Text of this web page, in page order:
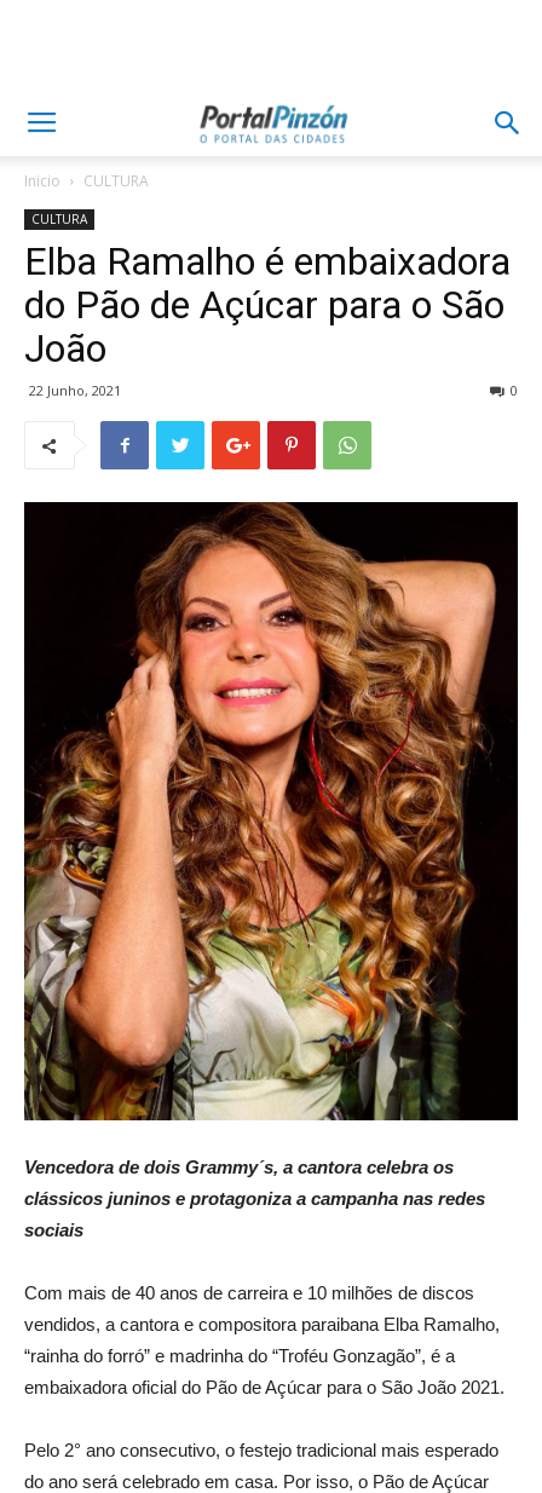
Inicio CULTURA
CULTURA
Elba Ramalho é embaixadora
do Pão de Açúcar para o São
João
22 Junho, 2021 0
Vencedora de dois Grammy´s, a cantora celebra os
clássicos juninos e protagoniza a campanha nas redes
sociais
Com mais de 40 anos de carreira e 10 milhões de discos
vendidos, a cantora e compositora paraibana Elba Ramalho,
“rainha do forró” e madrinha do “Troféu Gonzagão”, é a
embaixadora oficial do Pão de Açúcar para o São João 2021.
Pelo 2° ano consecutivo, o festejo tradicional mais esperado
do ano será celebrado em casa. Por isso, o Pão de Açúcar